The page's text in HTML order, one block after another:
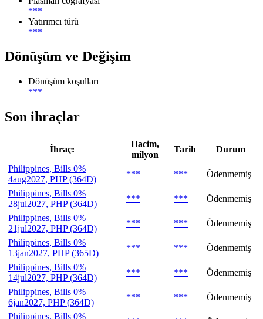
***
Yatırımcı türü
***
Dönüşüm ve Değişim
Dönüşüm koşulları
***
Son ihraçlar
İhraç:
Hacim,
milyon
Tarih
Durum
Philippines, Bills 0%
4aug2027, PHP (364D)
*** ***
Ödenmemiş
Philippines, Bills 0%
28jul2027, PHP (364D)
*** ***
Ödenmemiş
Philippines, Bills 0%
21jul2027, PHP (364D)
*** ***
Ödenmemiş
Philippines, Bills 0%
13jan2027, PHP (365D)
*** ***
Ödenmemiş
Philippines, Bills 0%
14jul2027, PHP (364D)
*** ***
Ödenmemiş
Philippines, Bills 0%
6jan2027, PHP (364D)
*** ***
Ödenmemiş
Philippines, Bills 0%